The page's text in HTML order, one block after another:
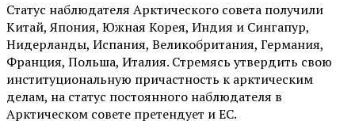
Статус наблюдателя Арктического совета получили
Китай, Япония, Южная Корея, Индия и Сингапур,
Нидерланды, Испания, Великобритания, Германия,
Франция, Польша, Италия. Стремясь утвердить свою
институциональную причастность к арктическим
делам, на статус постоянного наблюдателя в
Арктическом совете претендует и ЕС.